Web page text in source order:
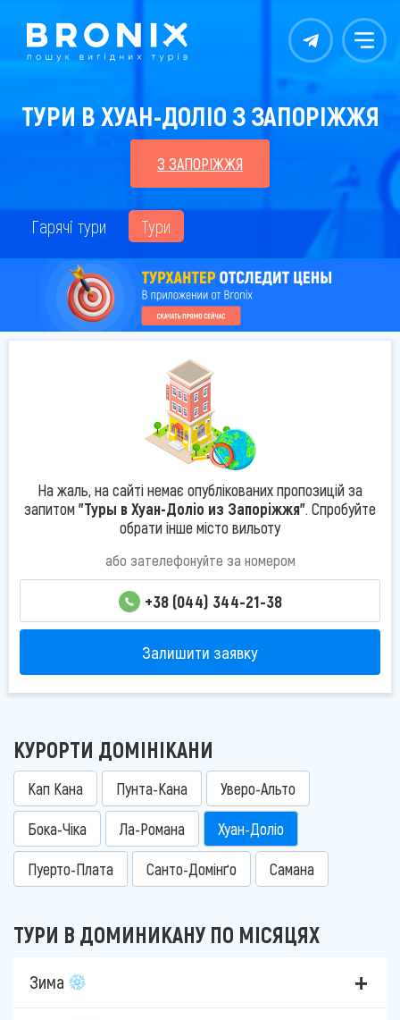
Контакты Меню
ТУРИ В ХУАН-ДОЛІО З ЗАПОРІЖЖЯ
З ЗАПОРІЖЖЯ
Гарячі тури Тури
На жаль, на сайті немає опублікованих пропозицій за
запитом "Туры в Хуан-Доліо из Запоріжжя". Спробуйте
обрати інше місто вильоту
або зателефонуйте за номером
+38 (044) 344-21-38
Залишити заявку
КУРОРТИ ДОМІНІКАНИ
Кап Кана Пунта-Кана Уверо-Альто
Бока-Чіка Ла-Романа Хуан-Доліо
Пуерто-Плата Санто-Домінґо Самана
ТУРИ В ДОМИНИКАНУ ПО МІСЯЦЯХ
Зима